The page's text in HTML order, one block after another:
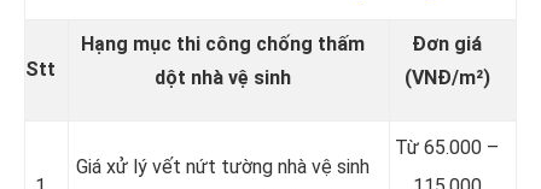
Stt
Hạng mục thi công chống thấm
dột nhà vệ sinh
Đơn giá
(VNĐ/m²)
Giá xử lý vết nứt tường nhà vệ sinh
Từ 65.000 –